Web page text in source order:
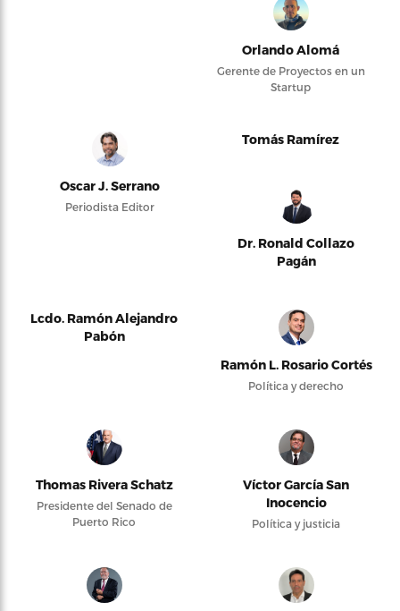
Orlando Alomá
Gerente de Proyectos en un
Startup
Oscar J. Serrano
Periodista Editor
Tomás Ramírez
Dr. Ronald Collazo
Pagán
Lcdo. Ramón Alejandro
Pabón
Ramón L. Rosario Cortés
Política y derecho
Thomas Rivera Schatz
Presidente del Senado de
Puerto Rico
Víctor García San
Inocencio
Política y justicia